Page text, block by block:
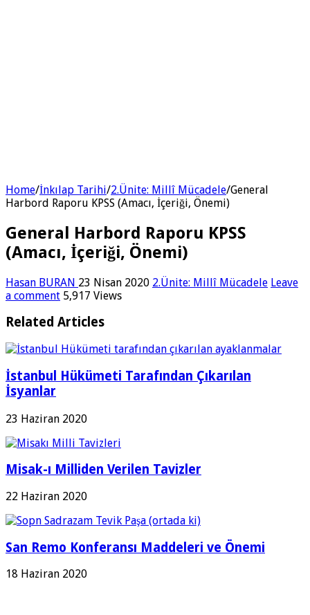
Home/İnkılap Tarihi/2.Ünite: Millî Mücadele/General
Harbord Raporu KPSS (Amacı, İçeriği, Önemi)
General Harbord Raporu KPSS
(Amacı, İçeriği, Önemi)
Hasan BURAN 23 Nisan 2020 2.Ünite: Millî Mücadele Leave
a comment 5,917 Views
Related Articles
İstanbul Hükümeti Tarafından Çıkarılan
İsyanlar
23 Haziran 2020
Misak-ı Milliden Verilen Tavizler
22 Haziran 2020
San Remo Konferansı Maddeleri ve Önemi
18 Haziran 2020